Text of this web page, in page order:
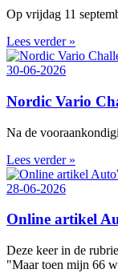
Op vrijdag 11
Lees verder »
30-06-2026
Nordic Vario
Na de
Lees verder »
28-06-2026
Online artikel
Deze keer in de
"Maar toen mijn 66